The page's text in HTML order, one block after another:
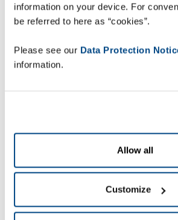
information on your device. For
be referred to here as “cookies”.
Please see our Data Protection
information.
Allow all
Customize
„Díky výraznému
sledování palet
mohli přesunout
zaměstnance k
strategičtějším
úkolům, které
přinášejí větší